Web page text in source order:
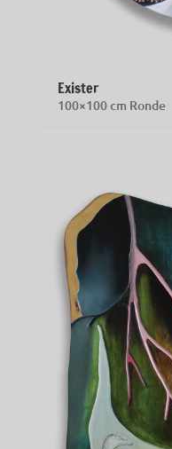
Exister
100×100 cm Ronde